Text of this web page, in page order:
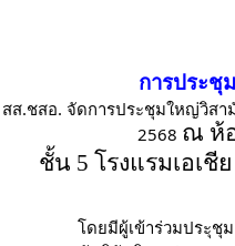
การประชุ
สส.ชสอ. จัดการประชุมใหญ่วิส
2568 ณ ห้
ชั้น 5 โรงแรมเอเ
โดยมีผู้เข้าร่วมประุชุ